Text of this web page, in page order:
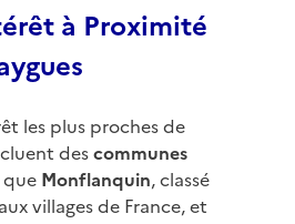
à Proximité
les plus proches de
descommunes
Monflanquin, classé
villages de France, et